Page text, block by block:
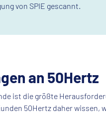
von SPIE gescannt.
an 50Hertz
ist die größte
50Hertz daher